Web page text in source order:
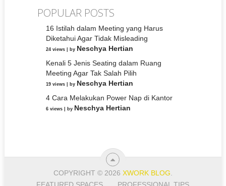
POPULAR POSTS
16 Istilah dalam Meeting yang Harus
Diketahui Agar Tidak Misleading
24 views| by Neschya Hertian
Kenali 5 Jenis Seating dalam Ruang
Meeting Agar Tak Salah Pilih
19 views| by Neschya Hertian
4 Cara Melakukan Power Nap di Kantor
6 views| by Neschya Hertian
COPYRIGHT © 2026 XWORK BLOG
FEATURED SPACES
PROFESSIONAL TIPS